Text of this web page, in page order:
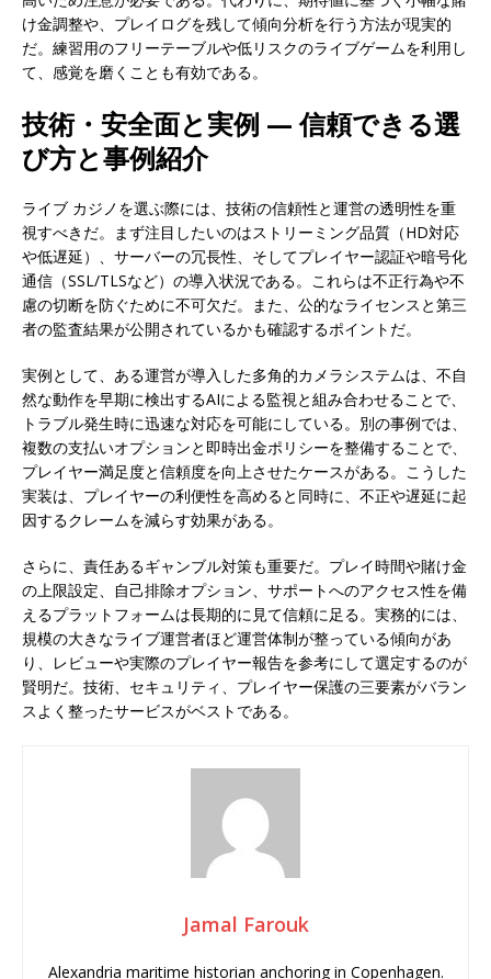
け金調整や、プレイログを残して傾向分析を行う方法が現実的
だ。練習用のフリーテーブルや低リスクのライブゲームを利用し
て、感覚を磨くことも有効である。
技術・安全面と実例 — 信頼できる選
び方と事例紹介
ライブ カジノを選ぶ際には、技術の信頼性と運営の透明性を重
視すべきだ。まず注目したいのはストリーミング品質（HD対応
や低遅延）、サーバーの冗長性、そしてプレイヤー認証や暗号化
通信（SSL/TLSなど）の導入状況である。これらは不正行為や不
慮の切断を防ぐために不可欠だ。また、公的なライセンスと第三
者の監査結果が公開されているかも確認するポイントだ。
実例として、ある運営が導入した多角的カメラシステムは、不自
然な動作を早期に検出するAIによる監視と組み合わせることで、
トラブル発生時に迅速な対応を可能にしている。別の事例では、
複数の支払いオプションと即時出金ポリシーを整備することで、
プレイヤー満足度と信頼度を向上させたケースがある。こうした
実装は、プレイヤーの利便性を高めると同時に、不正や遅延に起
因するクレームを減らす効果がある。
さらに、責任あるギャンブル対策も重要だ。プレイ時間や賭け金
の上限設定、自己排除オプション、サポートへのアクセス性を備
えるプラットフォームは長期的に見て信頼に足る。実務的には、
規模の大きなライブ運営者ほど運営体制が整っている傾向があ
り、レビューや実際のプレイヤー報告を参考にして選定するのが
賢明だ。技術、セキュリティ、プレイヤー保護の三要素がバラン
スよく整ったサービスがベストである。
Jamal Farouk
Alexandria maritime historian anchoring in Copenhagen.